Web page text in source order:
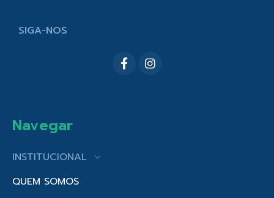
SIGA-NOS
Navegar
INSTITUCIONAL
QUEM SOMOS